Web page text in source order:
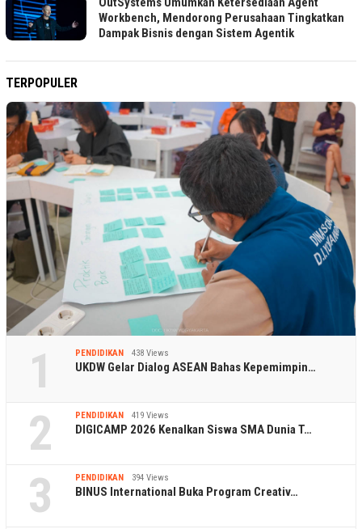
Workbench, Mendorong Perusahaan Tingkatkan
Dampak Bisnis dengan Sistem Agentik
TERPOPULER
1 PENDIDIKAN 438 Views
UKDW Gelar Dialog ASEAN Bahas Kepemimpin…
2 PENDIDIKAN 419 Views
DIGICAMP 2026 Kenalkan Siswa SMA Dunia T…
3 PENDIDIKAN 394 Views
BINUS International Buka Program Creativ…